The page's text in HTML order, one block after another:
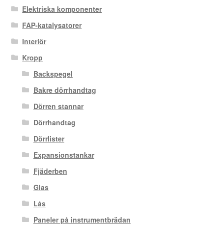
Elektriska komponenter
FAP-katalysatorer
Interiör
Kropp
Backspegel
Bakre dörrhandtag
Dörren stannar
Dörrhandtag
Dörrlister
Expansionstankar
Fjäderben
Glas
Lås
Paneler på instrumentbrädan